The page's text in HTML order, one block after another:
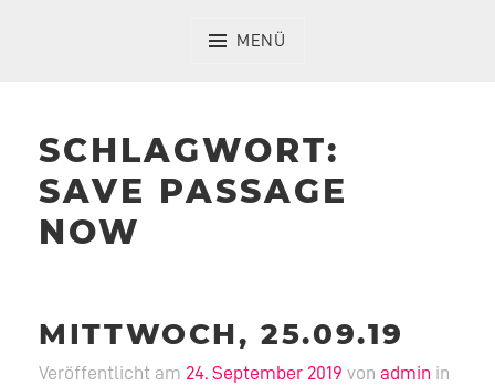
MENÜ
SCHLAGWORT:
SAVE PASSAGE
NOW
MITTWOCH, 25.09.19
Veröffentlicht am 24. September 2019 von admin in